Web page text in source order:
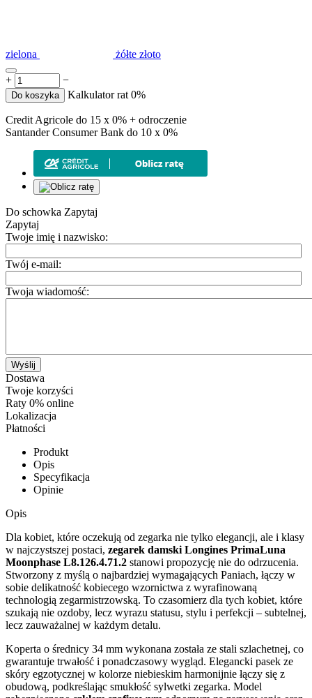
zielona żółte złoto
+ −
Do koszyka Kalkulator rat 0%
Credit Agricole do 15 x 0% + odroczenie
Santander Consumer Bank do 10 x 0%
Do schowka Zapytaj
Zapytaj
Twoje imię i nazwisko:
Twój e-mail:
Twoja wiadomość:
Wyślij
Dostawa
Twoje korzyści
Raty 0% online
Lokalizacja
Płatności
Produkt
Opis
Specyfikacja
Opinie
Opis
Dla kobiet, które oczekują od zegarka nie tylko elegancji, ale i klasy
w najczystszej postaci, zegarek damski Longines PrimaLuna
Moonphase L8.126.4.71.2 stanowi propozycję nie do odrzucenia.
Stworzony z myślą o najbardziej wymagających Paniach, łączy w
sobie delikatność kobiecego wzornictwa z wyrafinowaną
technologią zegarmistrzowską. To czasomierz dla tych kobiet, które
szukają nie ozdoby, lecz wyrazu statusu, stylu i perfekcji – subtelnej,
lecz zauważalnej w każdym detalu.
Koperta o średnicy 34 mm wykonana została ze stali szlachetnej, co
gwarantuje trwałość i ponadczasowy wygląd. Elegancki pasek ze
skóry egzotycznej w kolorze niebieskim harmonijnie łączy się z
obudową, podkreślając smukłość sylwetki zegarka. Model